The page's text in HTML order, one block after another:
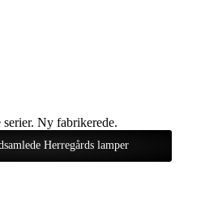
Herregårds lamper